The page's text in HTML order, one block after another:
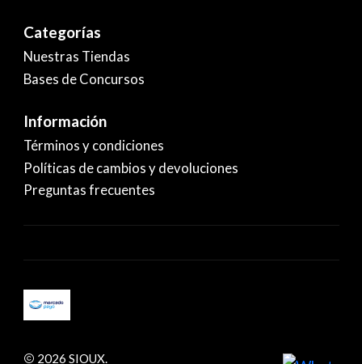
Categorías
Nuestras Tiendas
Bases de Concursos
Información
Términos y condiciones
Políticas de cambios y devoluciones
Preguntas frecuentes
2026 SIOUX.